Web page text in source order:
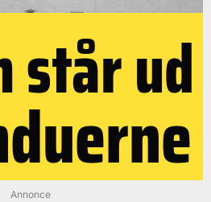
står ud
Annonce